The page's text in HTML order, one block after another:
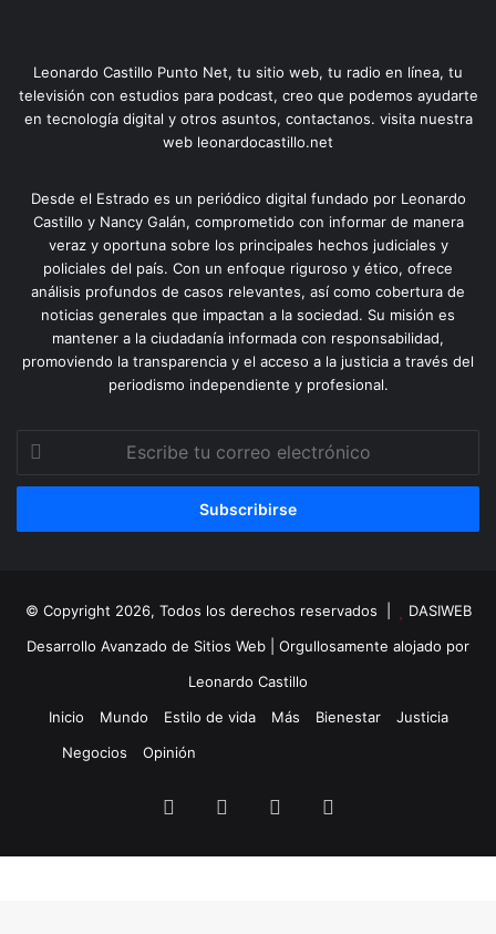
Leonardo Castillo Punto Net, tu sitio web, tu radio en línea, tu
televisión con estudios para podcast, creo que podemos ayudarte
en tecnología digital y otros asuntos, contactanos. visita nuestra
web leonardocastillo.net
Desde el Estrado es un periódico digital fundado por Leonardo
Castillo y Nancy Galán, comprometido con informar de manera
veraz y oportuna sobre los principales hechos judiciales y
policiales del país. Con un enfoque riguroso y ético, ofrece
análisis profundos de casos relevantes, así como cobertura de
noticias generales que impactan a la sociedad. Su misión es
mantener a la ciudadanía informada con responsabilidad,
promoviendo la transparencia y el acceso a la justicia a través del
periodismo independiente y profesional.
Escribe
correo
© Copyright 2026, Todos los derechos reservados |
DASIWEB
Desarrollo Avanzado de Sitios Web | Orgullosamente alojado por
Leonardo Castillo
Inicio
Mundo Estilo de vida Más Bienestar
Justicia
Negocios
Opinión
Facebook YouTube